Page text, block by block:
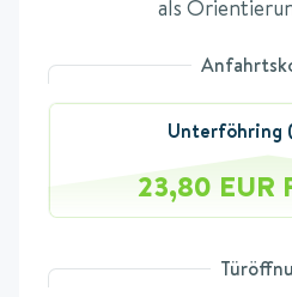
als
Unterföhring
23,80 EUR